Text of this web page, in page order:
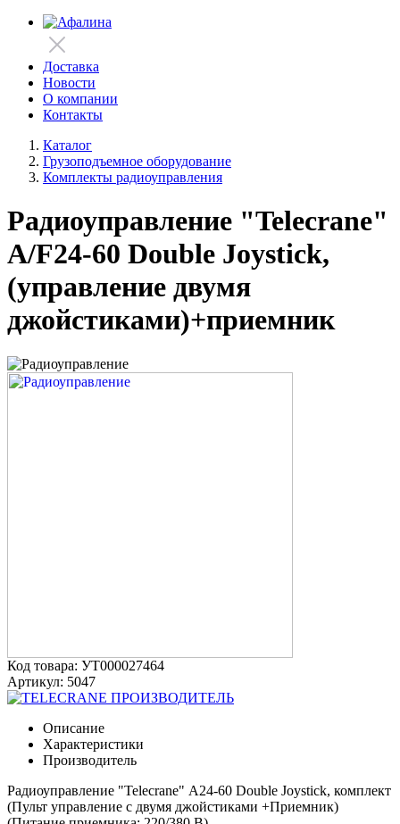
Доставка
Новости
О компании
Контакты
Каталог
Грузоподъемное оборудование
Комплекты радиоуправления
Радиоуправление "Telecrane"
А/F24-60 Double Joystick,
(управление двумя
джойстиками)+приемник
Код товара: УТ000027464
Артикул: 5047
ПРОИЗВОДИТЕЛЬ
Описание
Характеристики
Производитель
Радиоуправление "Telecrane" А24-60 Double Joystick, комплект
(Пульт управление с двумя джойстиками +Приемник)